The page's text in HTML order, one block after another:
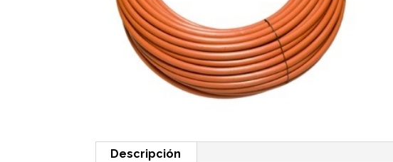
Descripción